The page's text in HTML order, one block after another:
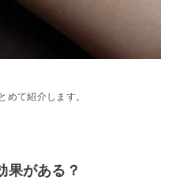
めて紹介します。
果がある？